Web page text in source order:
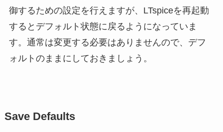
御するための設定を行えますが、LTspiceを再起動
するとデフォルト状態に戻るようになっていま
す。通常は変更する必要はありませんので、 デフ
ォルトのまま にしておきましょう。
Save Defaults